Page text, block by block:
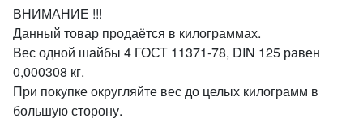
ВНИМАНИЕ !!!
Данный товар продаётся в килограммах.
Вес одной шайбы 4 ГОСТ 11371-78, DIN 125 равен
0,000308 кг.
При покупке округляйте вес до целых килограмм в
большую сторону.